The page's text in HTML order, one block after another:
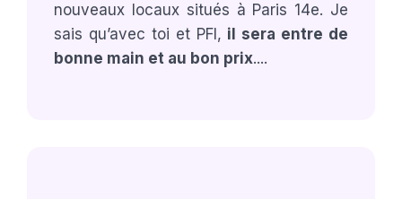
nouveaux locaux situés à Paris 14e. Je
sais qu’avec toi et PFI, il sera entre de
bonne main et au bon prix....